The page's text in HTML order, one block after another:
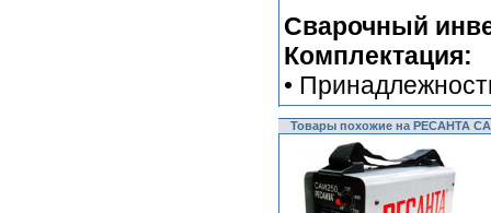
Сварочный
Комплектация:
•
Товары похожие на РЕСАНТА